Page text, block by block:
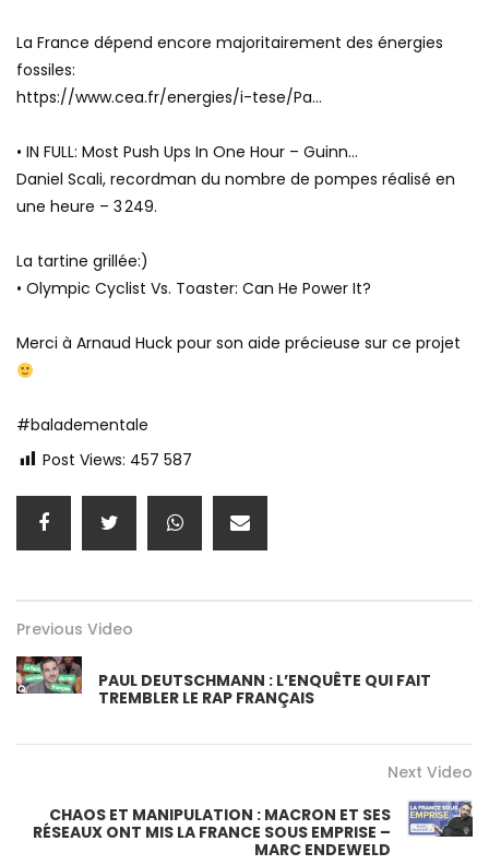
La France dépend encore majoritairement des énergies
fossiles:
https://www.cea.fr/energies/i-tese/Pa…
• IN FULL: Most Push Ups In One Hour – Guinn…
Daniel Scali, recordman du nombre de pompes réalisé en
une heure – 3 249.
La tartine grillée:)
• Olympic Cyclist Vs. Toaster: Can He Power It?
Merci à Arnaud Huck pour son aide précieuse sur ce projet
#baladementale
Post Views: 457 587
Previous Video
PAUL DEUTSCHMANN : L’ENQUÊTE QUI FAIT
TREMBLER LE RAP FRANÇAIS
Next Video
CHAOS ET MANIPULATION : MACRON ET SES
RÉSEAUX ONT MIS LA FRANCE SOUS EMPRISE –
MARC ENDEWELD